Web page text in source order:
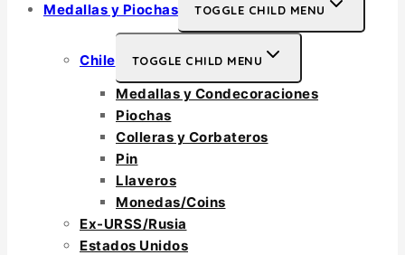
Medallas y Piochas TOGGLE CHILD MENU
Chile TOGGLE CHILD MENU
Medallas y Condecoraciones
Piochas
Colleras y Corbateros
Pin
Llaveros
Monedas/Coins
Ex-URSS/Rusia
Estados Unidos